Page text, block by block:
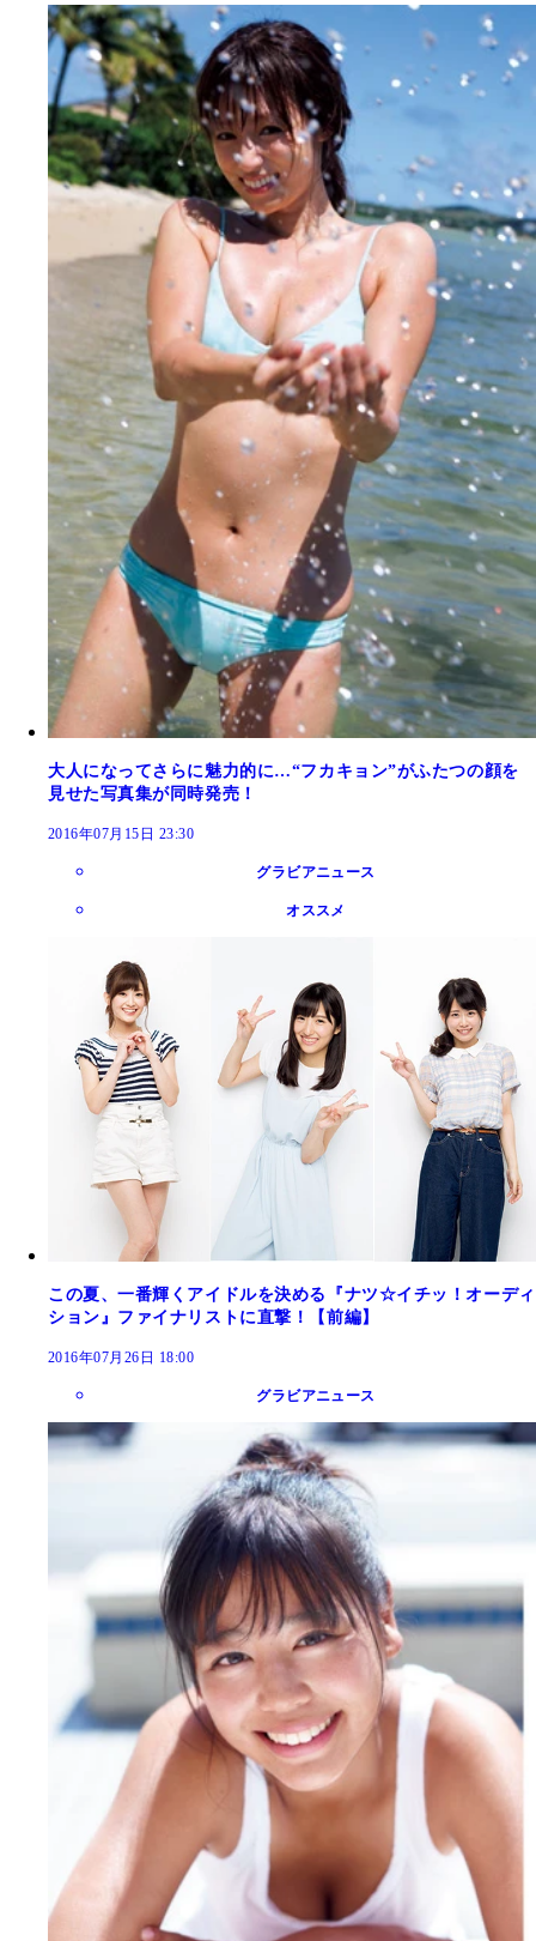
大人になってさらに魅力的に…“フカキョン”がふたつの顔を
見せた写真集が同時発売！
2016年07月15日 23:30
グラビアニュース
オススメ
この夏、一番輝くアイドルを決める『ナツ☆イチッ！オーディ
ション』ファイナリストに直撃！【前編】
2016年07月26日 18:00
グラビアニュース